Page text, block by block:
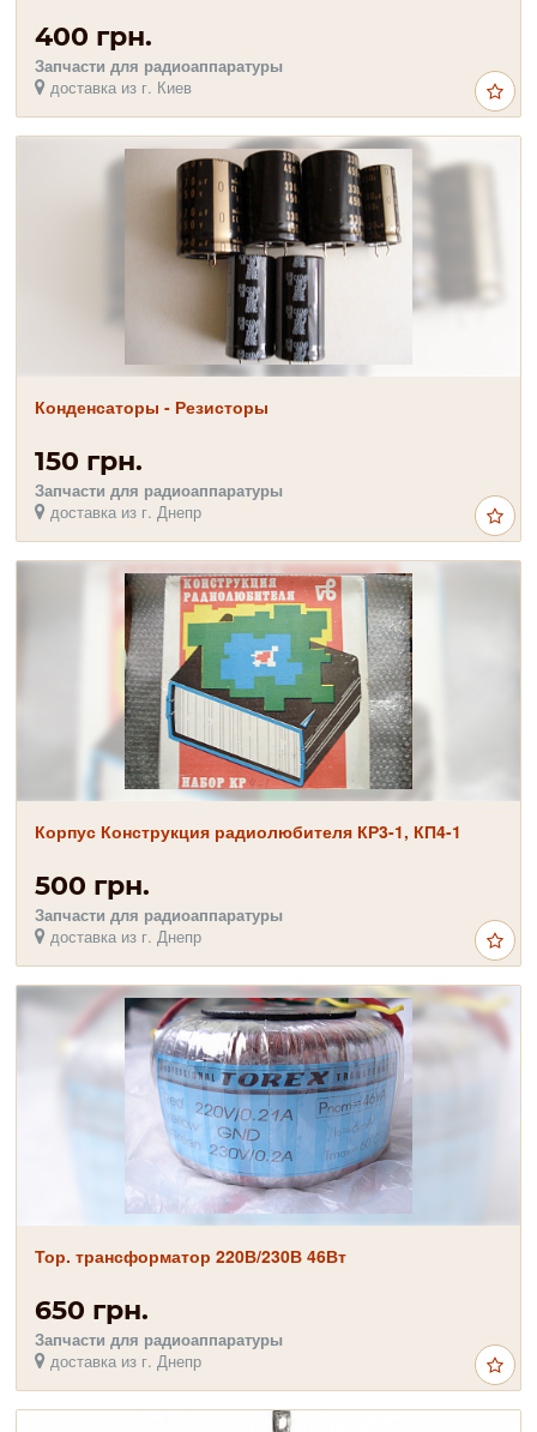
400 грн.
Запчасти для радиоаппаратуры
доставка из г. Киев
Конденсаторы - Резисторы
150 грн.
Запчасти для радиоаппаратуры
доставка из г. Днепр
Корпус Конструкция радиолюбителя КР3-1, КП4-1
500 грн.
Запчасти для радиоаппаратуры
доставка из г. Днепр
Тор. трансформатор 220В/230В 46Вт
650 грн.
Запчасти для радиоаппаратуры
доставка из г. Днепр